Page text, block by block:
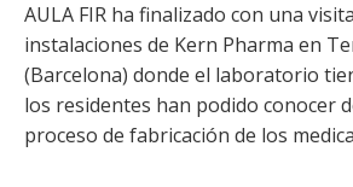
AULA FIR ha finalizado con una
instalaciones de Kern Pharma en
(Barcelona) donde el laboratorio
los residentes han podido conocer
proceso de fabricación de los